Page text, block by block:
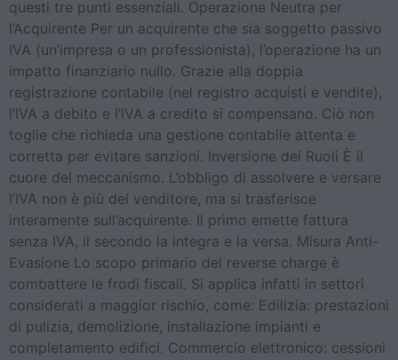
questi tre punti essenziali. Operazione Neutra per
l’Acquirente Per un acquirente che sia soggetto passivo
IVA (un’impresa o un professionista), l’operazione ha un
impatto finanziario nullo. Grazie alla doppia
registrazione contabile (nel registro acquisti e vendite),
l’IVA a debito e l’IVA a credito si compensano. Ciò non
toglie che richieda una gestione contabile attenta e
corretta per evitare sanzioni. Inversione dei Ruoli È il
cuore del meccanismo. L’obbligo di assolvere e versare
l’IVA non è più del venditore, ma si trasferisce
interamente sull’acquirente. Il primo emette fattura
senza IVA, il secondo la integra e la versa. Misura Anti-
Evasione Lo scopo primario del reverse charge è
combattere le frodi fiscali. Si applica infatti in settori
considerati a maggior rischio, come: Edilizia: prestazioni
di pulizia, demolizione, installazione impianti e
completamento edifici. Commercio elettronico: cessioni